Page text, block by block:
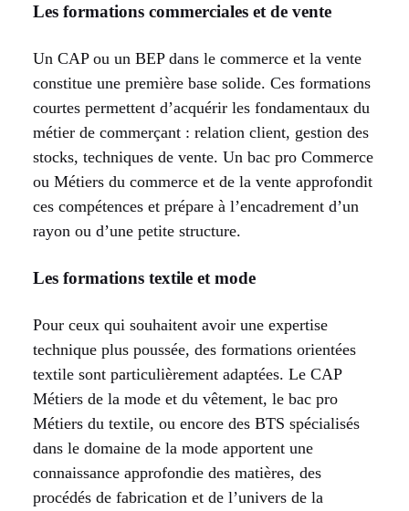
Les formations commerciales et de vente
Un CAP ou un BEP dans le commerce et la vente
constitue une première base solide. Ces formations
courtes permettent d’acquérir les fondamentaux du
métier de commerçant : relation client, gestion des
stocks, techniques de vente. Un bac pro Commerce
ou Métiers du commerce et de la vente approfondit
ces compétences et prépare à l’encadrement d’un
rayon ou d’une petite structure.
Les formations textile et mode
Pour ceux qui souhaitent avoir une expertise
technique plus poussée, des formations orientées
textile sont particulièrement adaptées. Le CAP
Métiers de la mode et du vêtement, le bac pro
Métiers du textile, ou encore des BTS spécialisés
dans le domaine de la mode apportent une
connaissance approfondie des matières, des
procédés de fabrication et de l’univers de la